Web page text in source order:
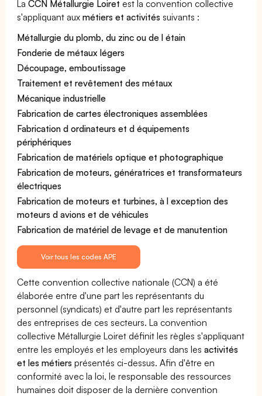
LaCCN Métallurgie Loiret est la convention collective
s'appliquant auxmétiers et activités suivants :
Métallurgie du plomb, du zinc ou de l étain
Fonderie de métaux légers
Découpage, emboutissage
Traitement et revêtement des métaux
Mécanique industrielle
Fabrication de cartes électroniques assemblées
Fabrication d ordinateurs et d équipements
périphériques
Fabrication de matériels optique et photographique
Fabrication de moteurs, génératrices et transformateurs
électriques
Fabrication de moteurs et turbines, à l exception des
moteurs d avions et de véhicules
Fabrication de matériel de levage et de manutention
Voir tous les codes APE
Cette convention collective nationale (CCN) a été
élaborée entre d'une part les représentants du
personnel (syndicats) et d'autre part les représentants
des entreprises de ces secteurs. La convention
collective Métallurgie Loiret définit les règles s'appliquant
entre les employés et les employeurs dans lesactivités
et les métiers présentés ci-dessus. Afin d'être en
conformité avec la loi, le responsable des ressources
humaines doit disposer de la dernière convention